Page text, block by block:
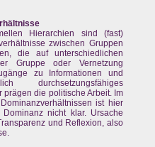
Hierarchien sind (fast)
zwischen Gruppen
die auf unterschiedlichen
Gruppe oder Vernetzung
zu Informationen und
durchsetzungsfähiges
die politische Arbeit. Im
ist hier
nicht klar. Ursache
und Reflexion, also